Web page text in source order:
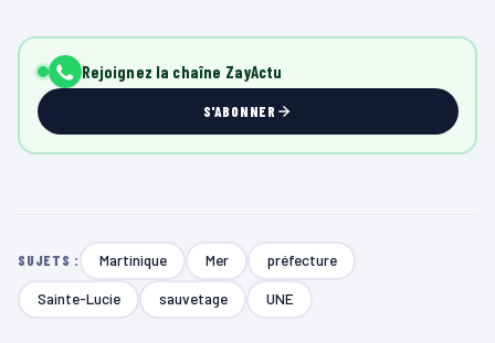
Rejoignez la chaîne ZayActu
S'ABONNER
SUJETS : Martinique Mer préfecture
Sainte-Lucie sauvetage UNE